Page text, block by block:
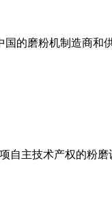
的磨粉机制造商
自主技术产权的粉